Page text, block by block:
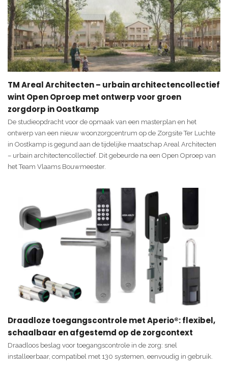
TM Areal Architecten – urbain architectencollectief
wint Open Oproep met ontwerp voor groen
zorgdorp in Oostkamp
De studieopdracht voor de opmaak van een masterplan en het
ontwerp van een nieuw woonzorgcentrum op de Zorgsite Ter Luchte
in Oostkamp is gegund aan de tijdelijke maatschap Areal Architecten
– urbain architectencollectief. Dit gebeurde na een Open Oproep van
het Team Vlaams Bouwmeester.
Draadloze toegangscontrole met Aperio®: flexibel,
schaalbaar en afgestemd op de zorgcontext
Draadloos beslag voor toegangscontrole in de zorg: snel
installeerbaar, compatibel met 130 systemen, eenvoudig in gebruik.